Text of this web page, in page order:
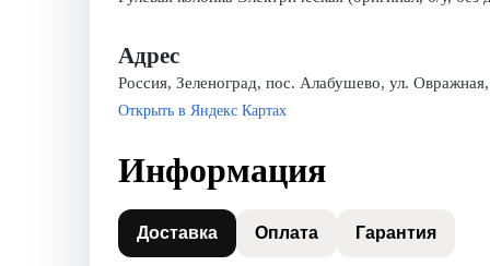
Адрес
Россия, Зеленоград, пос. Алабушево, ул.
Открыть в Яндекс Картах
Информация
Доставка Оплата Гарантия